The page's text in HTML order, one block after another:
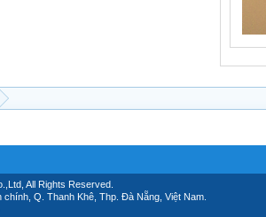
All Rights Reserved.
Q. Thanh Khê, Thp. Đà Nẵng, Việt Nam.